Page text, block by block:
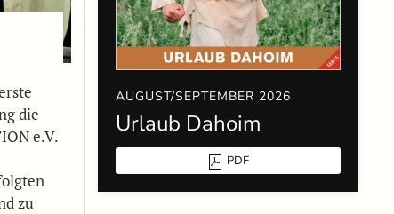
die
e.V.
zu
AUGUST/SEPTEMBER 2026
Urlaub Dahoim
PDF